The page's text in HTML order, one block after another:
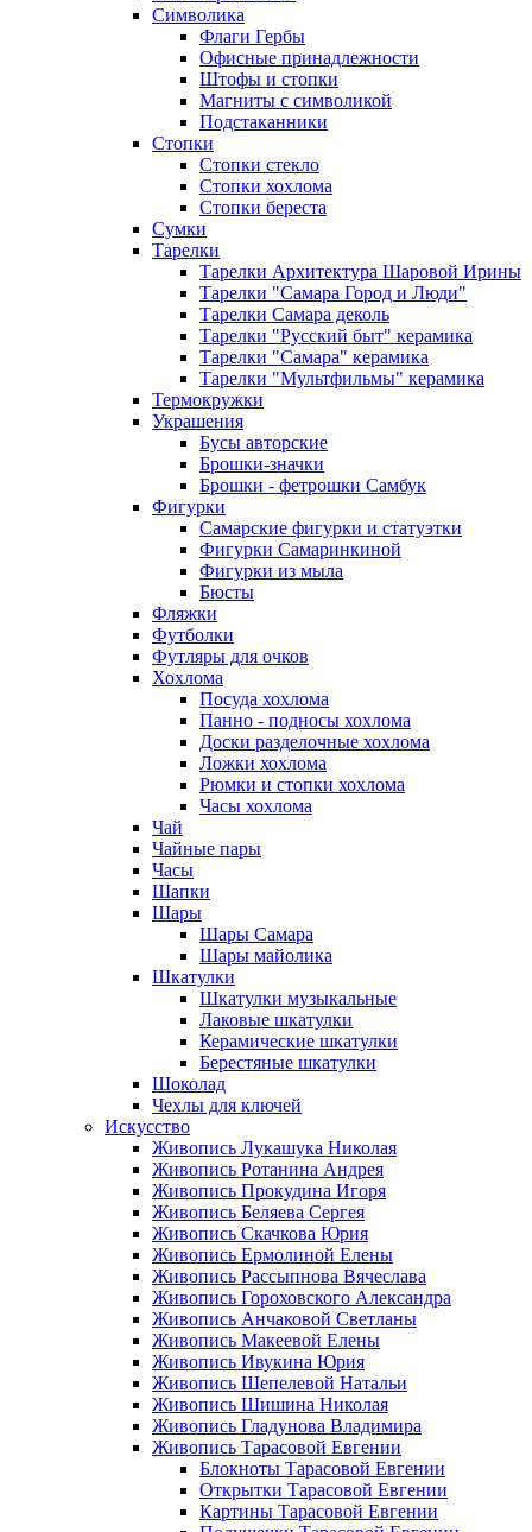
Символика
Флаги Гербы
Офисные принадлежности
Штофы и стопки
Магниты с символикой
Подстаканники
Стопки
Стопки стекло
Стопки хохлома
Стопки береста
Сумки
Тарелки
Тарелки Архитектура Шаровой Ирины
Тарелки "Самара Город и Люди"
Тарелки Самара деколь
Тарелки "Русский быт" керамика
Тарелки "Самара" керамика
Тарелки "Мультфильмы" керамика
Термокружки
Украшения
Бусы авторские
Брошки-значки
Брошки - фетрошки Самбук
Фигурки
Самарские фигурки и статуэтки
Фигурки Самаринкиной
Фигурки из мыла
Бюсты
Фляжки
Футболки
Футляры для очков
Хохлома
Посуда хохлома
Панно - подносы хохлома
Доски разделочные хохлома
Ложки хохлома
Рюмки и стопки хохлома
Часы хохлома
Чай
Чайные пары
Часы
Шапки
Шары
Шары Самара
Шары майолика
Шкатулки
Шкатулки музыкальные
Лаковые шкатулки
Керамические шкатулки
Берестяные шкатулки
Шоколад
Чехлы для ключей
Искусство
Живопись Лукашука Николая
Живопись Ротанина Андрея
Живопись Прокудина Игоря
Живопись Беляева Сергея
Живопись Скачкова Юрия
Живопись Ермолиной Елены
Живопись Рассыпнова Вячеслава
Живопись Гороховского Александра
Живопись Анчаковой Светланы
Живопись Макеевой Елены
Живопись Ивукина Юрия
Живопись Шепелевой Натальи
Живопись Шишина Николая
Живопись Гладунова Владимира
Живопись Тарасовой Евгении
Блокноты Тарасовой Евгении
Открытки Тарасовой Евгении
Картины Тарасовой Евгении